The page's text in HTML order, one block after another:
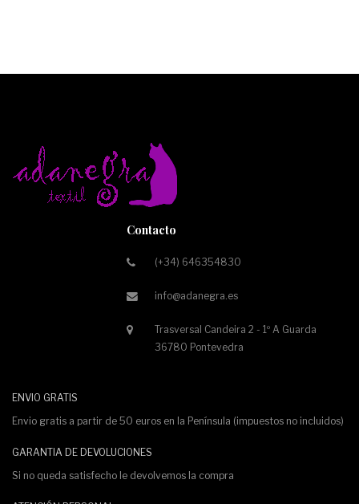
Contacto
(+34) 646354830
info@adanegra.es
Trasversal Candeira 2 - 1º A Guarda
36780 Pontevedra
ENVIO GRATIS
Envio gratis a partir de 50 euros en la Península (impuestos no incluidos)
GARANTIA DE DEVOLUCIONES
Si no queda satisfecho le devolvemos la compra